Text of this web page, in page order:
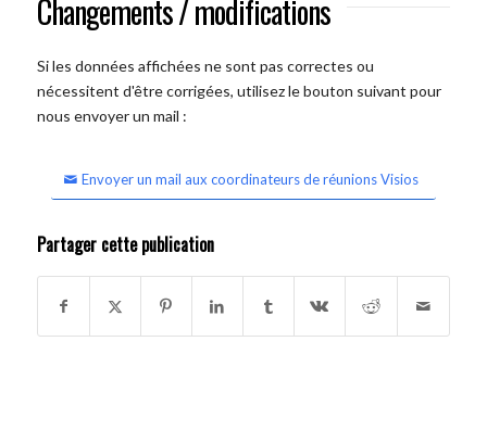
Changements / modifications
Si les données affichées ne sont pas correctes ou
nécessitent d'être corrigées, utilisez le bouton suivant pour
nous envoyer un mail :
Envoyer un mail aux coordinateurs de réunions Visios
Partager cette publication